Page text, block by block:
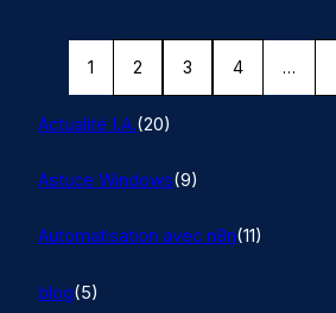
1 2 3 4 …
Actualité I.A.(20)
Astuce Windows(9)
Automatisation avec n8n(11)
blog(5)